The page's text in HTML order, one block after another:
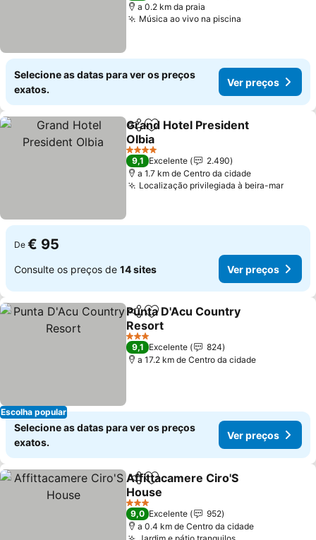
a 0.2 km da praia
Música ao vivo na piscina
Selecione as datas para ver os preços
exatos.
Ver preços
PartilharAdicionar aos favoritos
Grand Hotel President
Olbia
Ver preços
4 Estrelas
9,1 Excelente
2.490
a 1.7 km de Centro da cidade
Localização privilegiada à beira-marVer
De € 95
Consulte os preços de 14 sites Ver preços
Escolha popular
PartilharAdicionar aos favoritos
Punta D'Acu Country
Resort
Ver preços
3 Estrelas
9,1 Excelente
824
a 17.2 km de Centro da cidade
Selecione as datas para ver os preços
exatos.
Ver preços
PartilharAdicionar aos favoritos
Affittacamere Ciro'S
House
Ver preços
3 Estrelas
9,0 Excelente
952
a 0.4 km de Centro da cidade